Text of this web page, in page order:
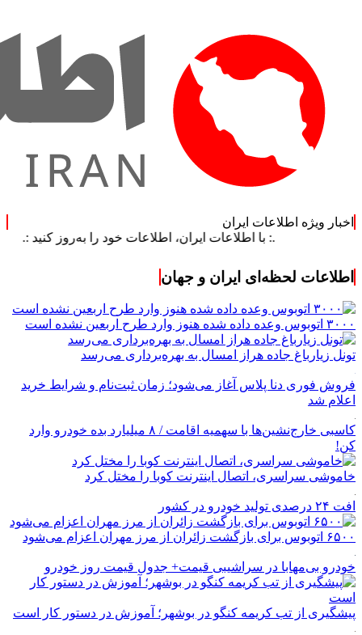
اخبار ویژه اطلاعات ایران
.: با اطلاعات ایران، اطلاعات خود را به‌روز کنید :.
اطلاعات لحظه‌ای ایران و جهان
۳۰۰۰ اتوبوس وعده داده شده هنوز وارد طرح اربعین نشده است
تونل زیارباغ جاده هراز امسال به بهره‌برداری می‌رسد
فروش فوری دنا پلاس آغاز می‌شود؛ زمان ثبت‌نام و شرایط خرید
اعلام شد
کاسبی خارج‌نشین‌ها با سهمیه اقامت / ۸ میلیارد بده خودرو وارد
کن!
خاموشی سراسری، اتصال اینترنت کوبا را مختل کرد
افت ۲۴ درصدی تولید خودرو در کشور
۶۵۰۰ اتوبوس برای بازگشت زائران از مرز مهران اعزام می‌شود
خودرو بی‌مهابا در سراشیبی قیمت+ جدول قیمت روز خودرو
پیشگیری از تب کریمه کنگو در بوشهر؛ آموزش در دستور کار است